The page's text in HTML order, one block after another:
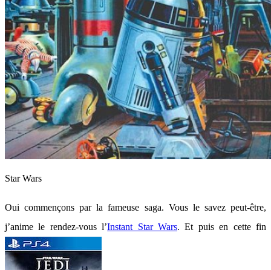
Star Wars
Oui commençons par la fameuse saga. Vous le savez peut-être,
j’anime le rendez-vous l’Instant Star Wars. Et puis en cette fin